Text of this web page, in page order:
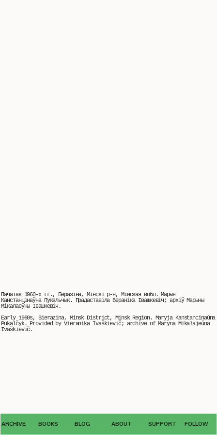
Пачатак 1960-х гг., Беразіна, Мінскі р-н, Мінская вобл. Марыя
Канстанцiнаўна Пукальчык. Прадаставіла Вераніка Івашкевіч; архіў Марыны
Мiкалаеўны Iвашкевiч.
Early 1960s, Bierazina, Minsk District, Minsk Region. Maryja Kanstancinaŭna
Pukalčyk. Provided by Vieranika Ivaškievič; archive of Maryna Mikałajeŭna
Ivaškievič.
with the written permission
ARCHIVE BOOKS BLOG ABOUT SUPPORT FOLLOW